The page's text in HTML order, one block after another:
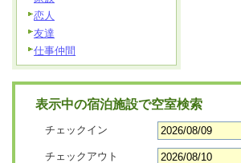
恋人
友達
仕事仲間
表示中の宿泊施設で空室検索
チェックイン
チェックアウト